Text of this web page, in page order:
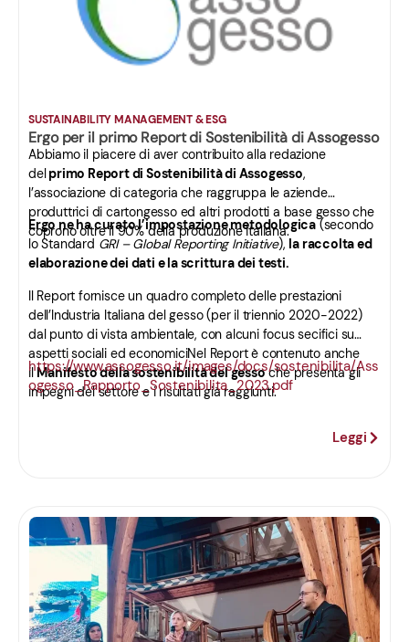
SUSTAINABILITY MANAGEMENT & ESG
Ergo per il primo Report di Sostenibilità di Assogesso
Abbiamo il piacere di aver contribuito alla redazione
delprimo Report di Sostenibilità di Assogesso,
l’associazione di categoria che raggruppa le aziende
produttrici di cartongesso ed altri prodotti a base gesso che
coprono oltre il 90% della produzione italiana.
Ergo ne ha curato l’impostazione metodologica (secondo
lo Standard GRI – Global Reporting Initiative), la raccolta ed
elaborazione dei dati e la scrittura dei testi.
Il Report fornisce un quadro completo delle prestazioni
dell’Industria Italiana del gesso (per il triennio 2020-2022)
dal punto di vista ambientale, con alcuni focus secifici su
aspetti sociali ed economiciNel Report è contenuto anche
ilManifesto della sostenibilità del gessoche presenta gli
impegni del settore e i risultati già raggiunti.
https://www.assogesso.it/images/docs/sostenibilita/Ass
ogesso_Rapporto_Sostenibilita_2023.pdf
Leggi